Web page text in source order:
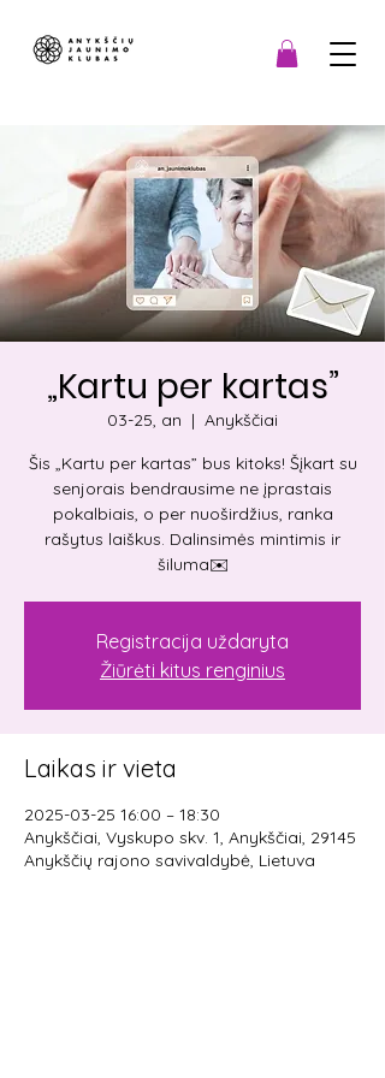
„Kartu per kartas”
03-25, an
  |
Anykščiai
Šis „Kartu per kartas” bus kitoks! Šįkart su
senjorais bendrausime ne įprastais
pokalbiais, o per nuoširdžius, ranka
rašytus laiškus. Dalinsimės mintimis ir
šiluma✉️
Registracija uždaryta
Žiūrėti kitus renginius
Laikas ir vieta
2025-03-25 16:00 – 18:30
Anykščiai, Vyskupo skv. 1, Anykščiai, 29145
Anykščių rajono savivaldybė, Lietuva